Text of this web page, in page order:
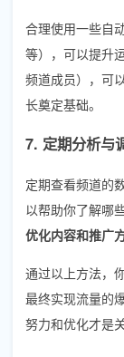
合理使用一些自
等），可以提升
频道成员），可
长奠定基础。
7. 定期分析与
定期查看频道的
以帮助你了解哪
优化内容和推广
通过以上方法，
最终实现流量的
努力和优化才是关